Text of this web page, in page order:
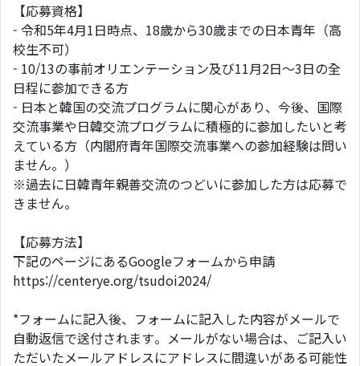
【応募資格】
- 令和5年4月1日時点、18歳から30歳までの日本青年（高
校生不可）
- 10/13の事前オリエンテーション及び11月2日～3日の全
日程に参加できる方
- 日本と韓国の交流プログラムに関心があり、今後、国際
交流事業や日韓交流プログラムに積極的に参加したいと考
えている方（内閣府青年国際交流事業への参加経験は問い
ません。）
※過去に日韓青年親善交流のつどいに参加した方は応募で
きません。
【応募方法】
下記のページにあるGoogleフォームから申請
https://centerye.org/tsudoi2024/
*フォームに記入後、フォームに記入した内容がメールで
自動返信で送付されます。メールがない場合は、ご記入い
ただいたメールアドレスにアドレスに間違いがある可能性